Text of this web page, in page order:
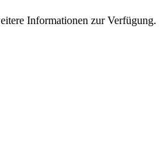
Informationen zur Verfügung.